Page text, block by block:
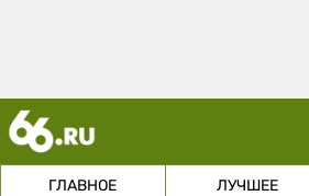
ГЛАВНОЕ ЛУЧШЕЕ